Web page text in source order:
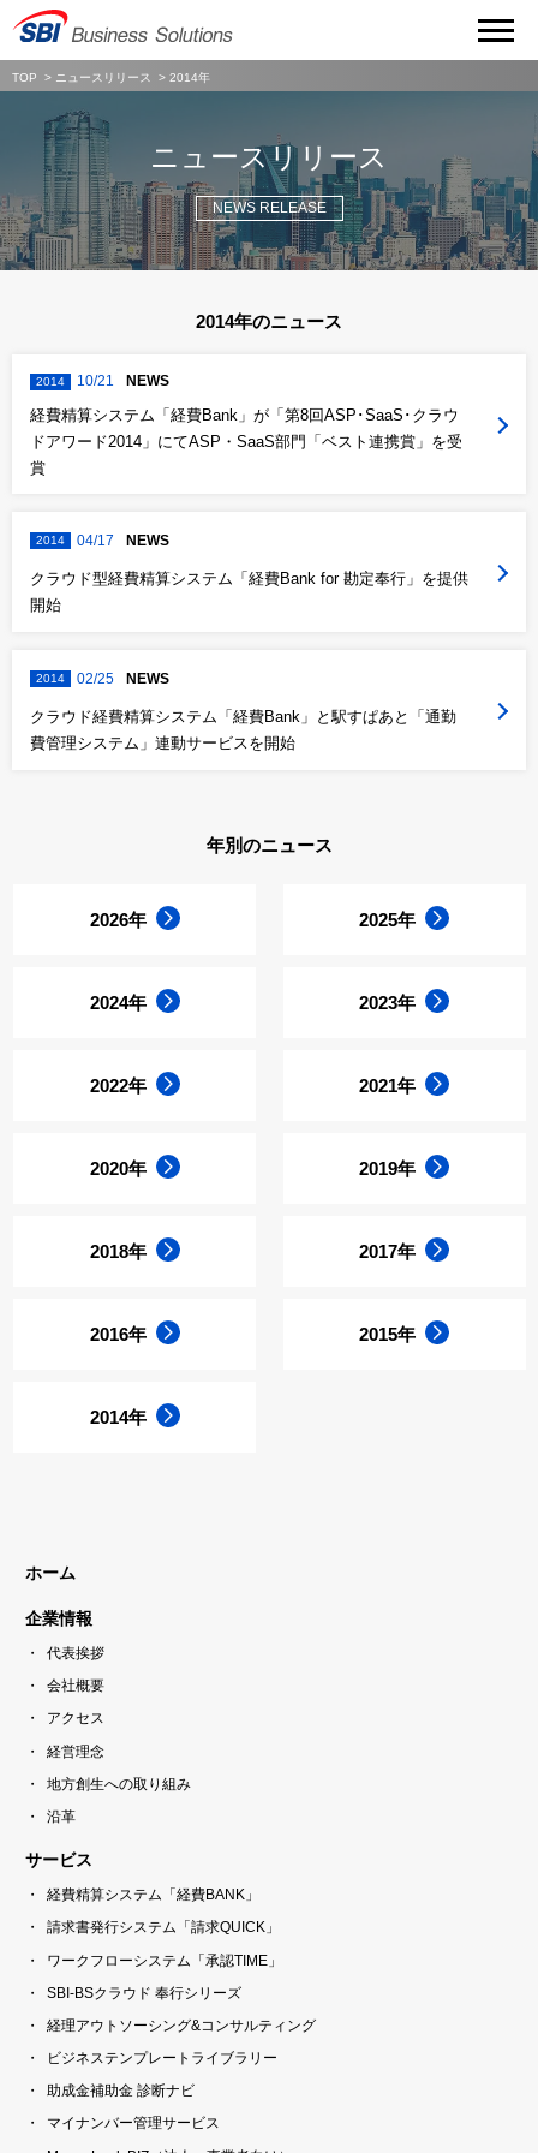
TOP ニュースリリース 2014年
ニュースリリース
NEWS RELEASE
2014年のニュース
2014 10/21 NEWS
経費精算システム「経費Bank」が「第8回ASP･SaaS･クラウ
ドアワード2014」にてASP・SaaS部門「ベスト連携賞」を受
賞
2014 04/17 NEWS
クラウド型経費精算システム「経費Bank for 勘定奉行」を提供
開始
2014 02/25 NEWS
クラウド経費精算システム「経費Bank」と駅すぱあと「通勤
費管理システム」連動サービスを開始
年別のニュース
2026年 2025年
2024年 2023年
2022年 2021年
2020年 2019年
2018年 2017年
2016年 2015年
2014年
ホーム
企業情報
代表挨拶
会社概要
アクセス
経営理念
地方創生への取り組み
沿革
サービス
経費精算システム「経費BANK」
請求書発行システム「請求QUICK」
ワークフローシステム「承認TIME」
SBI-BSクラウド 奉行シリーズ
経理アウトソーシング&コンサルティング
ビジネステンプレートライブラリー
助成金補助金 診断ナビ
マイナンバー管理サービス